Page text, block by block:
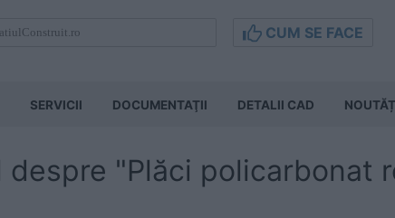
CUM SE FACE
SERVICII DOCUMENTAŢII DETALII CAD
"Plăci policarbonat